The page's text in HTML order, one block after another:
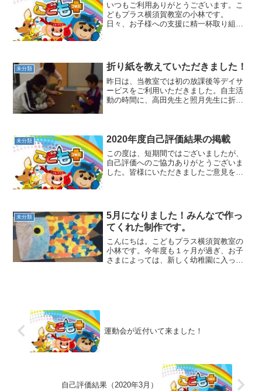
いつもご利用ありがとうございます。こ
どもプラス横須賀教室の小林です。
日々、お子様への支援に精一杯取り組ま
から見て、出来ている点、出来...
未分類 折り紙を教えていただきました！
昨日は、当教室では初の放課後等デイサ
ービスをご利用いただきました。自主活
動の時間に、高田先生と照月先生に折り
になるともっとカッコ良...
未分類 2020年度自己評価結果の掲載
この度は、短期間ではございましたが、
自己評価へのご協力ありがとうございま
した。皆様にいただきましたご意見を元
202103事業所内自己...
未分類
5月になりました！みんなで作っ
てくれた制作です。
こんにちは。こどもプラス横須賀教室の
小林です。今年度も１ヶ月が過ぎ、お子
さまによっては、新しく幼稚園に入った
運動会が近付いて来ました！
自己評価結果（2020年3月）